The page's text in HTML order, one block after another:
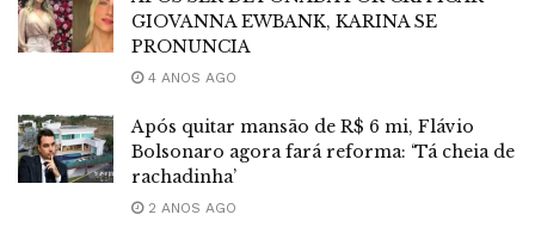
GIOVANNA EWBANK, KARINA SE
PRONUNCIA
4 ANOS AGO
Após quitar mansão de R$ 6 mi, Flávio
Bolsonaro agora fará reforma: ‘Tá cheia de
rachadinha’
2 ANOS AGO